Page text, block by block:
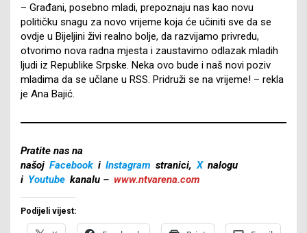
– Građani, posebno mladi, prepoznaju nas kao novu
političku snagu za novo vrijeme koja će učiniti sve da se
ovdje u Bijeljini živi realno bolje, da razvijamo privredu,
otvorimo nova radna mjesta i zaustavimo odlazak mladih
ljudi iz Republike Srpske. Neka ovo bude i naš novi poziv
mladima da se učlane u RSS. Pridruži se na vrijeme! – rekla
je Ana Bajić.
Pratite nas na
našoj Facebook i Instagram stranici, X nalogu
i Youtube kanalu – www.ntvarena.com
Podijeli vijest: